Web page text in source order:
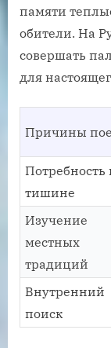
памяти
обители. На
совершать
для
Причины
Потребность
тишине
Изучение
местных
традиций
Внутренний
поиск